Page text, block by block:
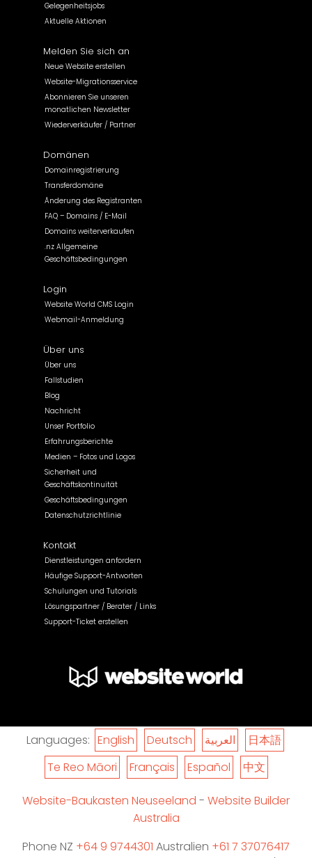
Gelegenheitsjobs
Aktuelle Aktionen
Melden Sie sich an
Neue Website erstellen
Website-Migrationsservice
Abonnieren Sie unseren
monatlichen Newsletter
Wiederverkäufer / Partner
Domänen
Domainregistrierung
Transferdomäne
Änderung des Registranten
FAQ – Domains / E-Mail
Domains weiterverkaufen
.nz Allgemeine
Geschäftsbedingungen
Login
Website World CMS Login
Webmail-Anmeldung
Über uns
Über uns
Fallstudien
Blog
Nachricht
Unser Portfolio
Erfahrungsberichte
Medien – Fotos und Logos
Sicherheit und
Geschäftskontinuität
Geschäftsbedingungen
Datenschutzrichtlinie
Kontakt
Dienstleistungen anfordern
Häufige Support-Antworten
Schulungen und Tutorials
Lösungspartner / Berater / Links
Support-Ticket erstellen
Languages: English Deutsch العربية
日本語
Te Reo Māori
Français Español 中文
Website-Baukasten Neuseeland - Website Builder
Australia
Phone NZ +64 9 9744301 Australien +61 7 37076417